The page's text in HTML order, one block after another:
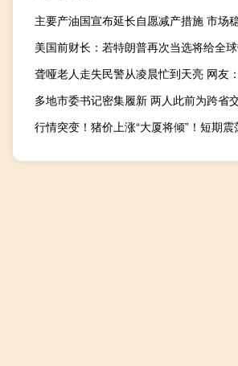
主要产油国宣布延长自愿减产措施 市场
聋哑老人走失民警从凌晨忙到天亮 网友
多地市委书记密集履新 两人此前为跨省
行情突变！猪价上涨“大厦将倾”！短期震